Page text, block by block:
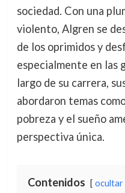
sociedad. Con una
violento, Algren se
de los oprimidos y
especialmente en las
largo de su carrera,
abordaron temas
pobreza y el sueño
perspectiva única.
Contenidos ocultar